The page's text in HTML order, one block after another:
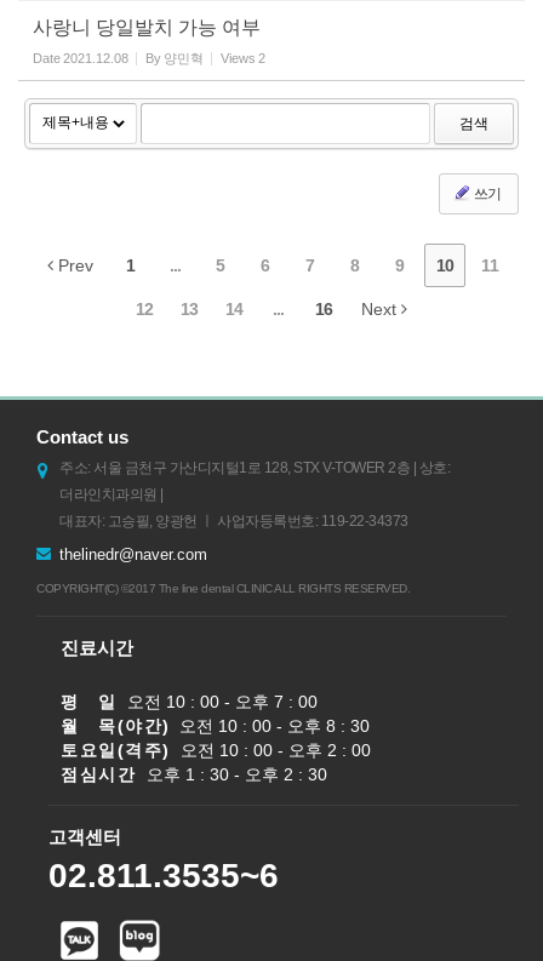
사랑니 당일발치 가능 여부
Date2021.12.08 By 양민혁 Views 2
검색
쓰기
Prev 1 ... 5 6 7 8 9 10 11
12 13 14 ... 16 Next
Contact us
주소: 서울 금천구 가산디지털1로 128, STX V-TOWER 2층 | 상호:
더라인치과의원 |
대표자: 고승필, 양광헌 ㅣ 사업자등록번호: 119-22-34373
thelinedr@naver.com
COPYRIGHT(C) ©2017 The line dental CLINIC ALL RIGHTS RESERVED.
진료시간
평 일
오전 10 : 00 - 오후 7 : 00
월 목(야간)
오전 10 : 00 - 오후 8 : 30
토요일(격주)
오전 10 : 00 - 오후 2 : 00
점심시간
오후 1 : 30 - 오후 2 : 30
고객센터
02.811.3535~6